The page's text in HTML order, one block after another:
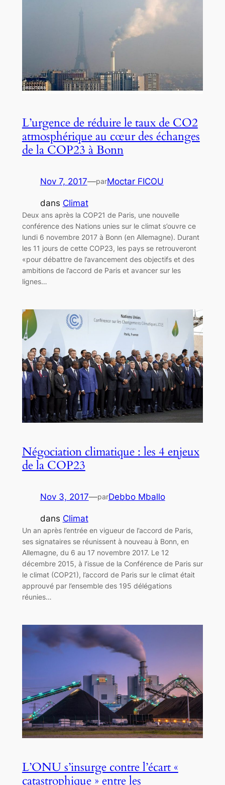
L’urgence de réduire le taux de CO2
atmosphérique au cœur des échanges
de la COP23 à Bonn
Nov 7, 2017—parMoctar FICOU
dans Climat
Deux ans après la COP21 de Paris, une nouvelle
conférence des Nations unies sur le climat s’ouvre ce
lundi 6 novembre 2017 à Bonn (en Allemagne). Durant
les 11 jours de cette COP23, les pays se retrouveront
«pour débattre de l’avancement des objectifs et des
ambitions de l’accord de Paris et avancer sur les
lignes…
Négociation climatique : les 4 enjeux
de la COP23
Nov 3, 2017—parDebbo Mballo
dans Climat
Un an après l’entrée en vigueur de l’accord de Paris,
ses signataires se réunissent à nouveau à Bonn, en
Allemagne, du 6 au 17 novembre 2017. Le 12
décembre 2015, à l’issue de la Conférence de Paris sur
le climat (COP21), l’accord de Paris sur le climat était
approuvé par l’ensemble des 195 délégations
réunies…
L’ONU s’insurge contre l’écart «
catastrophique » entre les